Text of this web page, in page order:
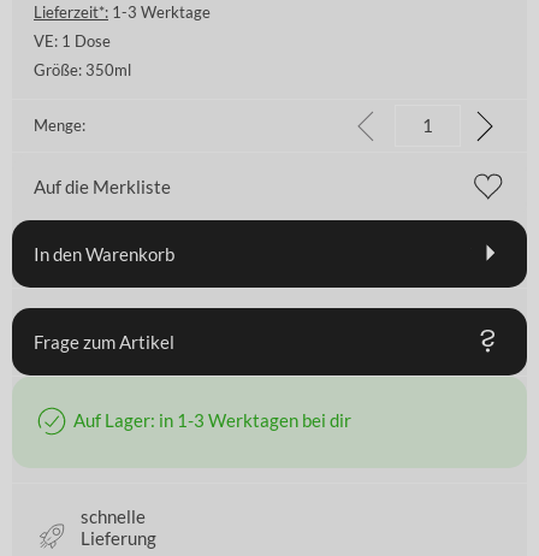
Lieferzeit*: 1-3 Werktage
VE: 1 Dose
Größe: 350ml
Menge:
Auf die Merkliste
In den Warenkorb
Frage zum Artikel
Auf Lager: in 1-3 Werktagen bei dir
schnelle
Lieferung